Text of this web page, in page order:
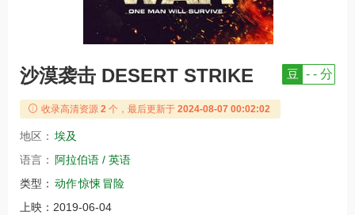
沙漠袭击 DESERT STRIKE 豆 - - 分
收录高清资源 2 个，最后更新于 2024-08-07 00:02:02
地区： 埃及
语言：
阿拉伯语 / 英语
类型： 动作惊悚冒险
上映： 2019-06-04